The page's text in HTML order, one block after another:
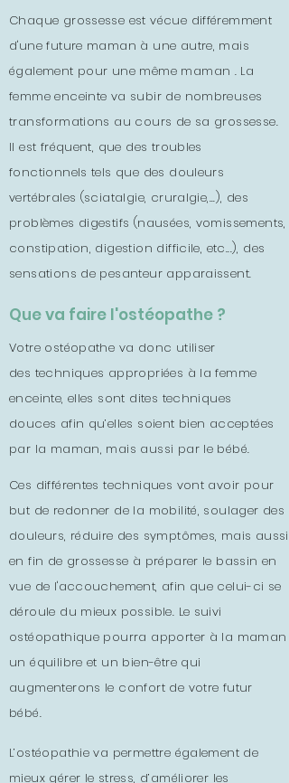
Chaque grossesse est vécue différemment
d'une future maman à une autre, mais
également pour une même maman . La
femme enceinte va subir de nombreuses
transformations au cours de sa grossesse.
Il est fréquent, que des troubles
fonctionnels tels que des douleurs
vertébrales (sciatalgie, cruralgie,...), des
problèmes digestifs (nausées, vomissements,
constipation, digestion difficile, etc...), des
sensations de pesanteur apparaissent.
Que va faire l'ostéopathe ?
Votre ostéopathe va donc utiliser
des techniques appropriées à la femme
enceinte, elles sont dites techniques
douces afin qu’elles soient bien acceptées
par la maman, mais aussi par le bébé.
Ces différentes techniques vont avoir pour
but de redonner de la mobilité, soulager des
douleurs, réduire des symptômes, mais aussi
en fin de grossesse à préparer le bassin en
vue de l'accouchement, afin que celui-ci se
déroule du mieux possible. Le suivi
ostéopathique pourra apporter à la maman
un équilibre et un bien-être qui
augmenterons le confort de votre futur
bébé.
L’ostéopathie va permettre également de
mieux gérer le stress, d’améliorer les